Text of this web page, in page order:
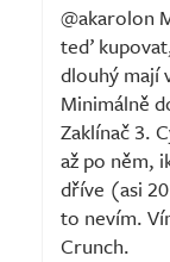
@akarolon
teď
dlouhý mají
Minimálně
Zaklínač 3.
až po něm,
dříve (asi
to nevím.
Crunch.